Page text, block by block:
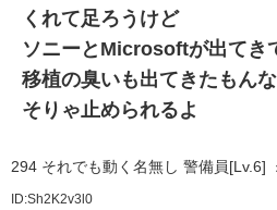
くれて足ろうけど
ソニーとMicrosoftが出てき
移植の臭いも出てきたもんな
そりゃ止められるよ
294 それでも動く名無し 警備員[Lv.6]
ID:Sh2K2v3l0